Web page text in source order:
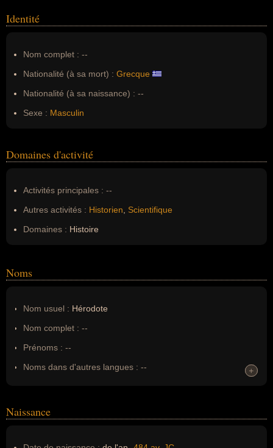
Identité
Nom complet : --
Nationalité (à sa mort) : Grecque
Nationalité (à sa naissance) : --
Sexe : Masculin
Domaines d'activité
Activités principales : --
Autres activités : Historien
Scientifique
Domaines : Histoire
Noms
Nom usuel : Hérodote
Nom complet : --
Prénoms : --
Noms dans d'autres langues : --
Nom de famille :Hérodote
+
+
Naissance